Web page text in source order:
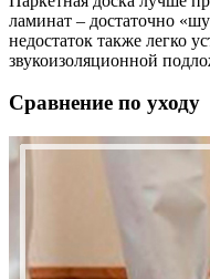
ламинат – достаточно
недостаток также легко
звукоизоляционной
Сравнение по уходу